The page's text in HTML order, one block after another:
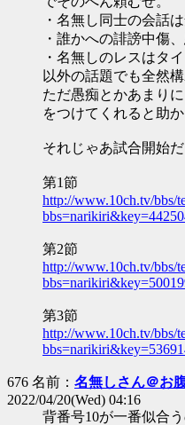
・名無し同士の会話は
・誰かへの誹謗中傷
・名無しのレスはタ
以外の話題でも全然構
ただ愚痴とかあまり
をつけてくれると助か
それじゃあ試合開始だ
第1節
http://www.10ch.tv/bbs/
第2節
http://www.10ch.tv/bbs/
第3節
http://www.10ch.tv/bbs/
676 名前： 名無しさん＠お
2022/04/20(Wed) 04:16
背番号10が一番似合う